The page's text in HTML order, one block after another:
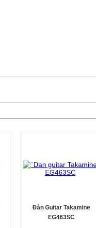
Đàn Guitar Takamine
EG463SC